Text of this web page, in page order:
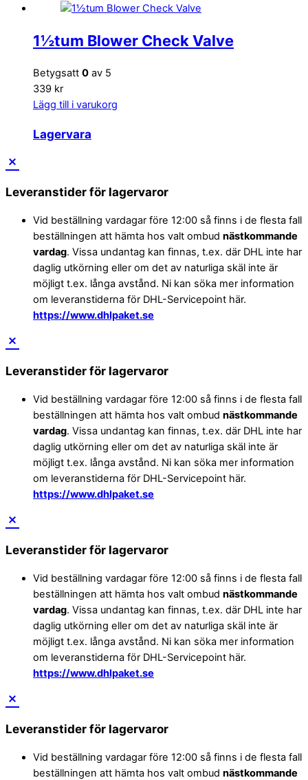
1½tum Blower Check Valve
Betygsatt 0 av 5
339 kr
Lägg till i varukorg
Lagervara
Leveranstider för lagervaror
Vid beställning vardagar före 12:00 så finns i de flesta fall
beställningen att hämta hos valt ombud nästkommande
vardag. Vissa undantag kan finnas, t.ex. där DHL inte har
daglig utkörning eller om det av naturliga skäl inte är
möjligt t.ex. långa avstånd. Ni kan söka mer information
om leveranstiderna för DHL-Servicepoint här.
https://www.dhlpaket.se
Leveranstider för lagervaror
Vid beställning vardagar före 12:00 så finns i de flesta fall
beställningen att hämta hos valt ombud nästkommande
vardag. Vissa undantag kan finnas, t.ex. där DHL inte har
daglig utkörning eller om det av naturliga skäl inte är
möjligt t.ex. långa avstånd. Ni kan söka mer information
om leveranstiderna för DHL-Servicepoint här.
https://www.dhlpaket.se
Leveranstider för lagervaror
Vid beställning vardagar före 12:00 så finns i de flesta fall
beställningen att hämta hos valt ombud nästkommande
vardag. Vissa undantag kan finnas, t.ex. där DHL inte har
daglig utkörning eller om det av naturliga skäl inte är
möjligt t.ex. långa avstånd. Ni kan söka mer information
om leveranstiderna för DHL-Servicepoint här.
https://www.dhlpaket.se
Leveranstider för lagervaror
Vid beställning vardagar före 12:00 så finns i de flesta fall
beställningen att hämta hos valt ombud nästkommande